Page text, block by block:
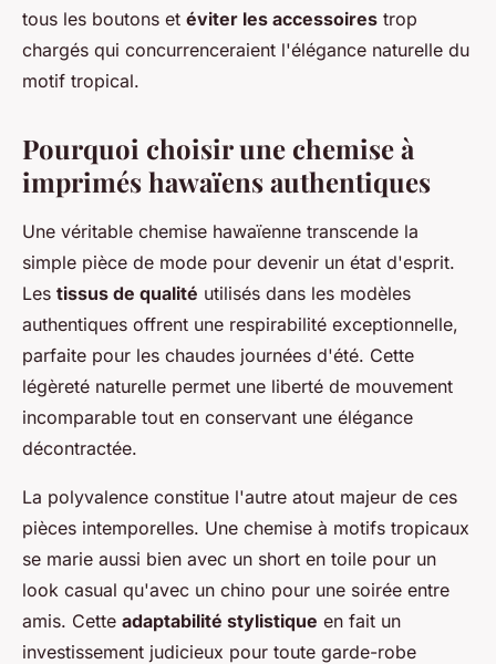
tous les boutons et éviter les accessoires trop
chargés qui concurrenceraient l'élégance naturelle du
motif tropical.
Pourquoi choisir une chemise à
imprimés hawaïens authentiques
Une véritable chemise hawaïenne transcende la
simple pièce de mode pour devenir un état d'esprit.
Les tissus de qualité utilisés dans les modèles
authentiques offrent une respirabilité exceptionnelle,
parfaite pour les chaudes journées d'été. Cette
légèreté naturelle permet une liberté de mouvement
incomparable tout en conservant une élégance
décontractée.
La polyvalence constitue l'autre atout majeur de ces
pièces intemporelles. Une chemise à motifs tropicaux
se marie aussi bien avec un short en toile pour un
look casual qu'avec un chino pour une soirée entre
amis. Cette adaptabilité stylistique en fait un
investissement judicieux pour toute garde-robe